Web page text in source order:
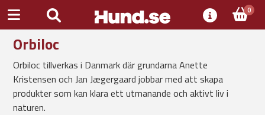
0
Orbiloc
Orbiloc tillverkas i Danmark där grundarna Anette
Kristensen och Jan Jægergaard jobbar med att skapa
produkter som kan klara ett utmanande och aktivt liv i
naturen.